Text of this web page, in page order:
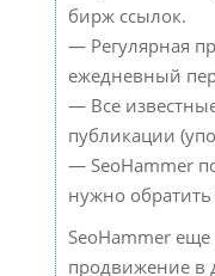
бирж ссылок.
— Регулярная
ежедневный
— Все
публикации
— SeoHammer
нужно
SeoHammer еще
продвижение в